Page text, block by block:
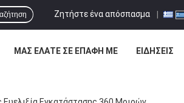
Ζητήστε ένα απόσπασμα |
ΜΑΣ ΕΛΆΤΕ ΣΕ ΕΠΑΦΉ ΜΕ ΕΙΔΉΣΕΙΣ